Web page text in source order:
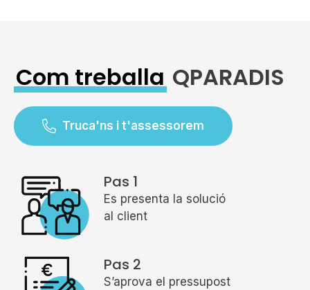
Com treballa QPARADIS
Truca'ns i t'assessorem
Pas 1
Es presenta la solució
al client
Pas 2
S’aprova el pressupost